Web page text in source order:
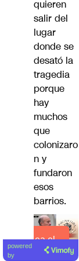
quieren
salir del
lugar
donde se
desató la
tragedia
porque
hay
muchos
que
colonizaro
n y
fundaron
esos
barrios.
Lea el
artículo
powered
by